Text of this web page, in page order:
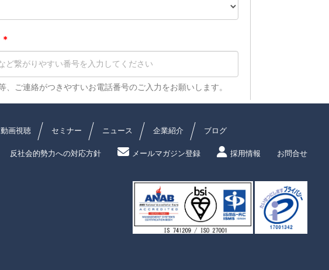
動画視聴 セミナー ニュース 企業紹介 ブログ
反社会的勢力への対応方針 メールマガジン登録 採用情報 お問合せ